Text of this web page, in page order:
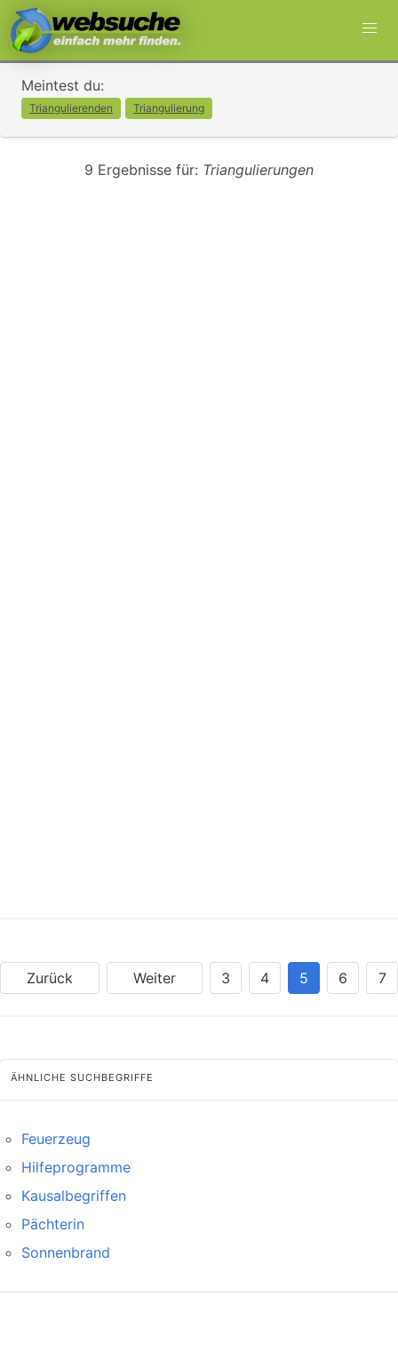
Meintest du:
Triangulierenden Triangulierung
9 Ergebnisse für: Triangulierungen
Zurück Weiter 3 4 5 6 7
ÄHNLICHE SUCHBEGRIFFE
Feuerzeug
Hilfeprogramme
Kausalbegriffen
Pächterin
Sonnenbrand